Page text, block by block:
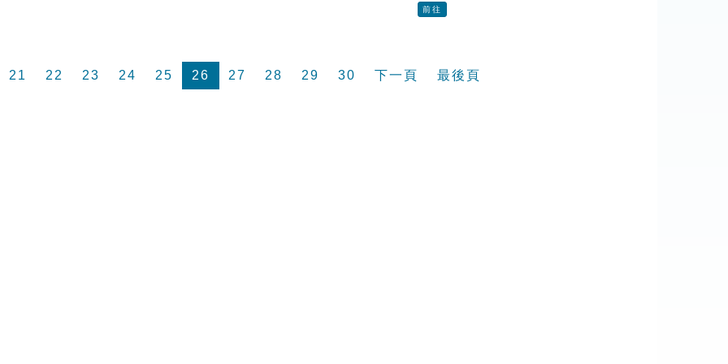
前往
21 22 23 24 25 26 27 28 29 30 下一頁 最後頁